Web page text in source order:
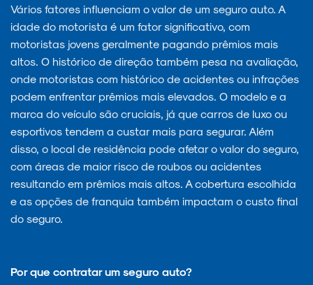
Vários fatores influenciam o valor de um seguro auto. A
idade do motorista é um fator significativo, com
motoristas jovens geralmente pagando prêmios mais
altos. O histórico de direção também pesa na avaliação,
onde motoristas com histórico de acidentes ou infrações
podem enfrentar prêmios mais elevados. O modelo e a
marca do veículo são cruciais, já que carros de luxo ou
esportivos tendem a custar mais para segurar. Além
disso, o local de residência pode afetar o valor do seguro,
com áreas de maior risco de roubos ou acidentes
resultando em prêmios mais altos. A cobertura escolhida
e as opções de franquia também impactam o custo final
do seguro.
Por que contratar um seguro auto?